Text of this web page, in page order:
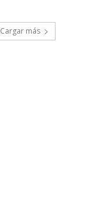
Cargar más